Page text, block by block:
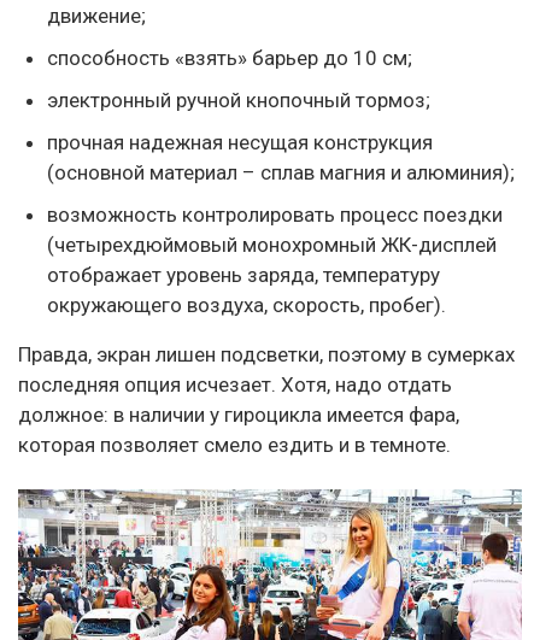
движение;
способность «взять» барьер до 10 см;
электронный ручной кнопочный тормоз;
прочная надежная несущая конструкция
(основной материал – сплав магния и алюминия);
возможность контролировать процесс поездки
(четырехдюймовый монохромный ЖК-дисплей
отображает уровень заряда, температуру
окружающего воздуха, скорость, пробег).
Правда, экран лишен подсветки, поэтому в сумерках
последняя опция исчезает. Хотя, надо отдать
должное: в наличии у гироцикла имеется фара,
которая позволяет смело ездить и в темноте.